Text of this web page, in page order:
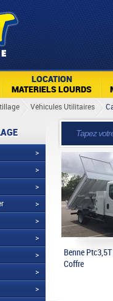
LOCATION
MATERIELS LOURDS
Véhicules Utilitaires
>
>
>
>
>
>
>
>
>
Benne
Coffre